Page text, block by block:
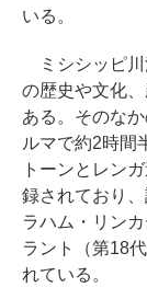
いる。
ミシシッピ川
の歴史や文化
ある。そのな
ルマで約2時間
トーンとレン
録されており
ラハム・リン
ラント（第18
れている。